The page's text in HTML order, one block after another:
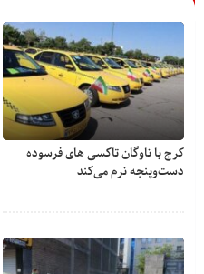
کرج با ناوگان تاکسی های فرسوده
دست‌وپنجه نرم می‌کند